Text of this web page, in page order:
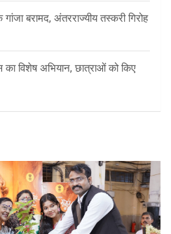
बरामद, अंतरराज्यीय तस्करी गिरोह
का विशेष अभियान, छात्राओं को किए